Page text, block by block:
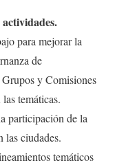
para mejorar la
de
y Comisiones
temáticas.
participación de la
las ciudades.
temáticos